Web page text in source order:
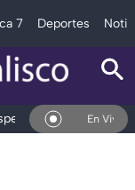
7 Deportes
Deportes
En Vivo